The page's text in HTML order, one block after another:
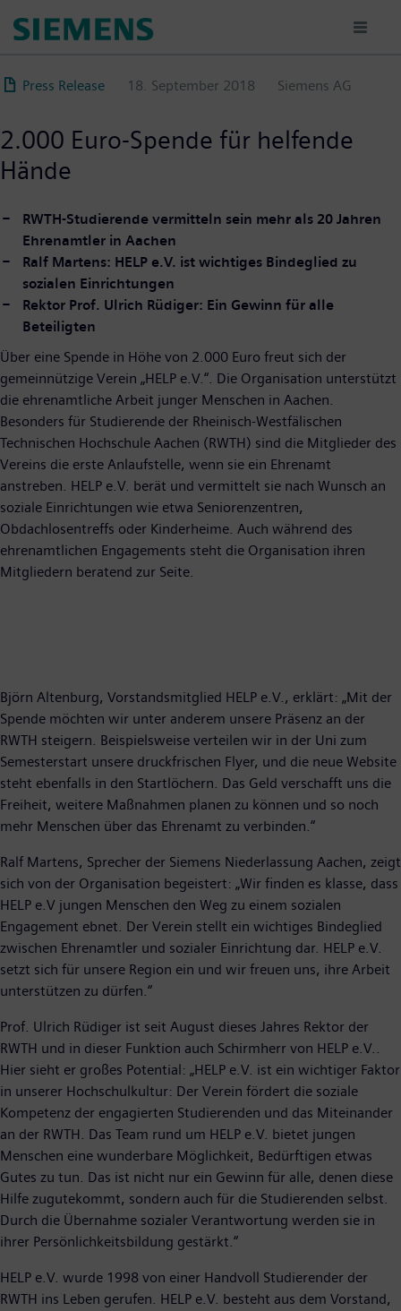
zum
Press Release
18. September 2018 Siemens AG
2.000 Euro-Spende für helfende
Hände
RWTH-Studierende vermitteln sein mehr als 20 Jahren
Ehrenamtler in Aachen
Ralf Martens: HELP e.V. ist wichtiges Bindeglied zu
sozialen Einrichtungen
Rektor Prof. Ulrich Rüdiger: Ein Gewinn für alle
Beteiligten
Über eine Spende in Höhe von 2.000 Euro freut sich der
gemeinnützige Verein „HELP e.V.“. Die Organisation unterstützt
die ehrenamtliche Arbeit junger Menschen in Aachen.
Besonders für Studierende der Rheinisch-Westfälischen
Technischen Hochschule Aachen (RWTH) sind die Mitglieder des
Vereins die erste Anlaufstelle, wenn sie ein Ehrenamt
anstreben. HELP e.V. berät und vermittelt sie nach Wunsch an
soziale Einrichtungen wie etwa Seniorenzentren,
Obdachlosentreffs oder Kinderheime. Auch während des
ehrenamtlichen Engagements steht die Organisation ihren
Mitgliedern beratend zur Seite.
Björn Altenburg, Vorstandsmitglied HELP e.V., erklärt: „Mit der
Spende möchten wir unter anderem unsere Präsenz an der
RWTH steigern. Beispielsweise verteilen wir in der Uni zum
Semesterstart unsere druckfrischen Flyer, und die neue Website
steht ebenfalls in den Startlöchern. Das Geld verschafft uns die
Freiheit, weitere Maßnahmen planen zu können und so noch
mehr Menschen über das Ehrenamt zu verbinden.“
Ralf Martens, Sprecher der Siemens Niederlassung Aachen, zeigt
sich von der Organisation begeistert: „Wir finden es klasse, dass
HELP e.V jungen Menschen den Weg zu einem sozialen
Engagement ebnet. Der Verein stellt ein wichtiges Bindeglied
zwischen Ehrenamtler und sozialer Einrichtung dar. HELP e.V.
setzt sich für unsere Region ein und wir freuen uns, ihre Arbeit
unterstützen zu dürfen.“
Prof. Ulrich Rüdiger ist seit August dieses Jahres Rektor der
RWTH und in dieser Funktion auch Schirmherr von HELP e.V..
Hier sieht er großes Potential: „HELP e.V. ist ein wichtiger Faktor
in unserer Hochschulkultur: Der Verein fördert die soziale
Kompetenz der engagierten Studierenden und das Miteinander
an der RWTH. Das Team rund um HELP e.V. bietet jungen
Menschen eine wunderbare Möglichkeit, Bedürftigen etwas
Gutes zu tun. Das ist nicht nur ein Gewinn für alle, denen diese
Hilfe zugutekommt, sondern auch für die Studierenden selbst.
Durch die Übernahme sozialer Verantwortung werden sie in
ihrer Persönlichkeitsbildung gestärkt.“
HELP e.V. wurde 1998 von einer Handvoll Studierender der
RWTH ins Leben gerufen. HELP e.V. besteht aus dem Vorstand,